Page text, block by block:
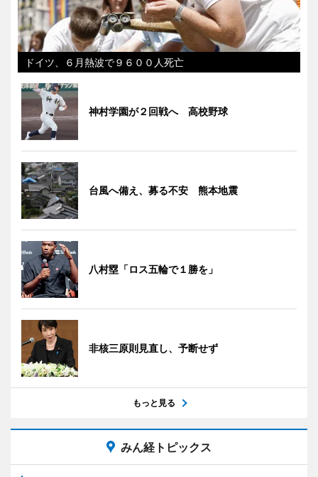
ドイツ、６月熱波で９６００人死亡
神村学園が２回戦へ 高校野球
台風へ備え、募る不安 熊本地震
八村塁「ロス五輪で１勝を」
非核三原則見直し、予断せず
もっと見る
みん経トピックス